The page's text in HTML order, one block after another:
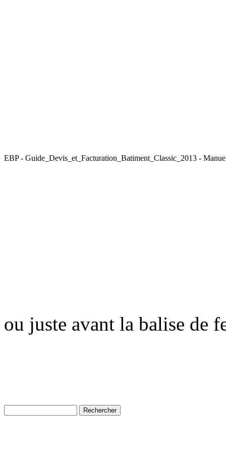
EBP - Guide_Devis_et_Facturation_Batiment_Classic_2013 -
ou juste avant la balise de